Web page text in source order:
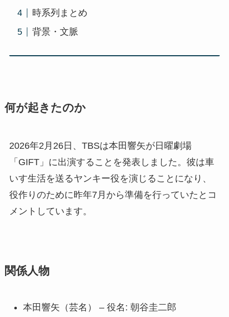
時系列まとめ
背景・文脈
何が起きたのか
2026年2月26日、TBSは本田響矢が日曜劇場
「GIFT」に出演することを発表しました。彼は車
いす生活を送るヤンキー役を演じることになり、
役作りのために昨年7月から準備を行っていたとコ
メントしています。
関係人物
本田響矢（芸名） – 役名: 朝谷圭二郎